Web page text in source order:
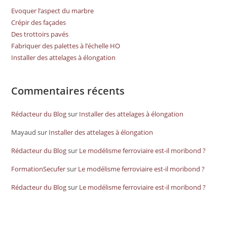
Evoquer l’aspect du marbre
Crépir des façades
Des trottoirs pavés
Fabriquer des palettes à l’échelle HO
Installer des attelages à élongation
Commentaires récents
Rédacteur du Blogsur Installer des attelages à élongation
Mayaud sur Installer des attelages à élongation
Rédacteur du Blogsur Le modélisme ferroviaire est-il moribond ?
FormationSecufersur Le modélisme ferroviaire est-il moribond ?
Rédacteur du Blogsur Le modélisme ferroviaire est-il moribond ?